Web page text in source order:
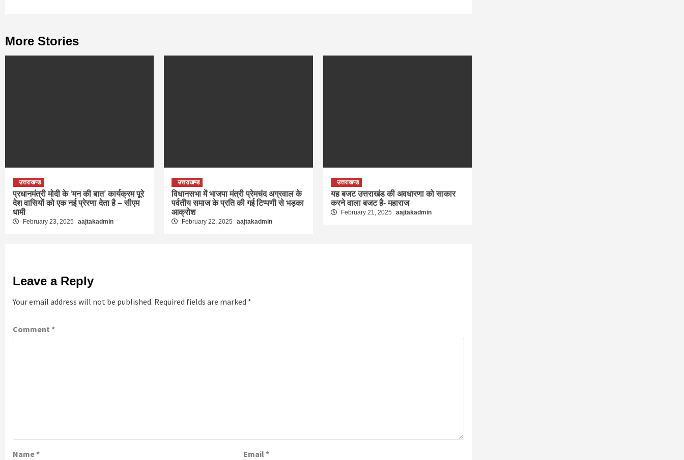
More Stories
उत्तराखण्ड
प्रधानमंत्री मोदी के ‘मन की बात’ कार्यक्रम पूरे
देश वासियों को एक नई प्रेरणा देता है – सीएम
धामी
February 23, 2025 aajtakadmin
उत्तराखण्ड
विधानसभा में भाजपा मंत्री प्रेमचंद अग्रवाल के
पर्वतीय समाज के प्रति की गई टिप्पणी से भड़का
आक्रोश
February 22, 2025 aajtakadmin
उत्तराखण्ड
यह बजट उत्तराखंड की अवधारणा को साकार
करने वाला बजट है- महाराज
February 21, 2025 aajtakadmin
Leave a Reply
Your email address will not be published. Required fields are marked *
Comment *
Name* Email*